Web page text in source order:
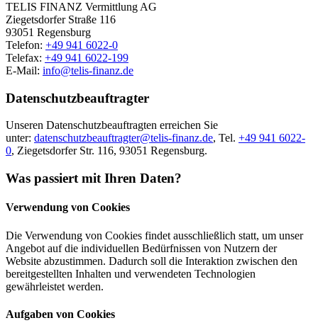
TELIS FINANZ Vermittlung AG
Ziegetsdorfer Straße 116
93051 Regensburg
Telefon: +49 941 6022-0
Telefax: +49 941 6022-199
E-Mail: info@telis-finanz.de
Datenschutzbeauftragter
Unseren Datenschutzbeauftragten erreichen Sie
unter: datenschutzbeauftragter@telis-finanz.de, Tel. +49 941 6022-
0, Ziegetsdorfer Str. 116, 93051 Regensburg.
Was passiert mit Ihren Daten?
Verwendung von Cookies
Die Verwendung von Cookies findet ausschließlich statt, um unser
Angebot auf die individuellen Bedürfnissen von Nutzern der
Website abzustimmen. Dadurch soll die Interaktion zwischen den
bereitgestellten Inhalten und verwendeten Technologien
gewährleistet werden.
Aufgaben von Cookies